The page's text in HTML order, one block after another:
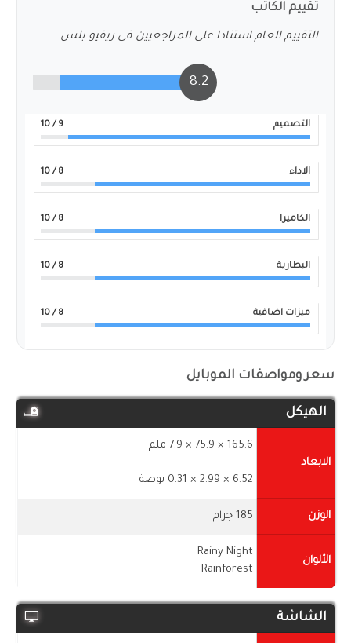
تقييم الكاتب
التقييم العام استنادا على المراجعيين فى ريفيو بلس
8.2
التصميم 9
/ 10
الاداء 8
/ 10
الكاميرا 8
/ 10
البطارية 8
/ 10
ميزات اضافية 8
/ 10
سعر ومواصفات الموبايل
الهيكل
الابعاد
165.6 × 75.9 × 7.9 ملم
6.52 × 2.99 × 0.31 بوصة
الوزن 185 جرام
الألوان
Rainy Night
Rainforest
الشاشة